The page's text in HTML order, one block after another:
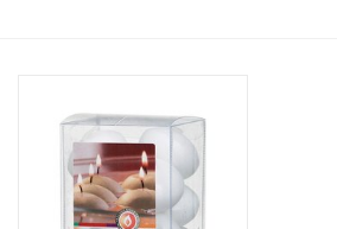
Kaarsen accessoires
Relatiegeschenken & Bedankjes